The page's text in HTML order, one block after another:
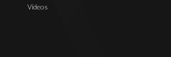
Vídeos